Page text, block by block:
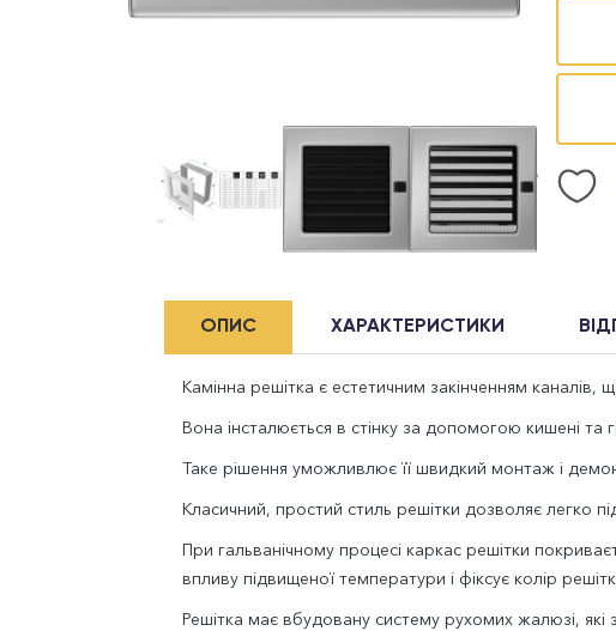
ОПИС ХАРАКТЕРИСТИКИ
Камінна решітка є естетичним закінченням каналів,
Вона інсталюється в стінку за допомогою кишені та
Таке рішення уможливлює її швидкий монтаж і
Класичний, простий стиль решітки дозволяє легко
При гальванічному процесі каркас решітки
впливу підвищеної температури і фіксує колір
Решітка має вбудовану систему рухомих жалюзі,